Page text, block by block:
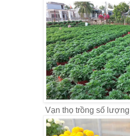
Vạn thọ trồng số